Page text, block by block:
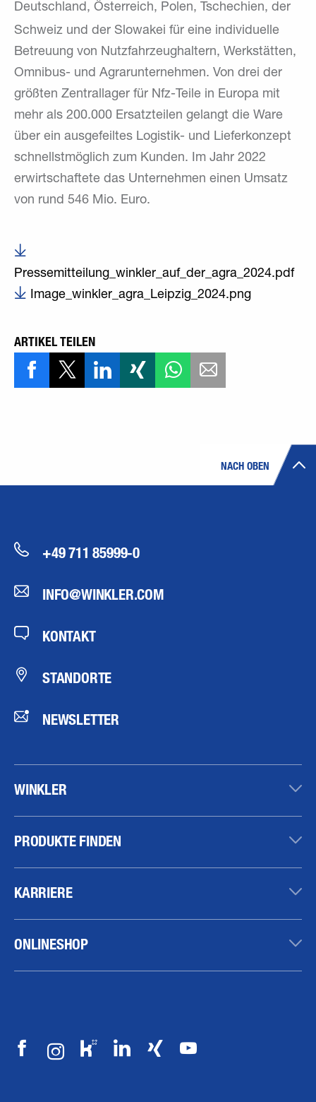
Deutschland, Österreich, Polen, Tschechien, der
Schweiz und der Slowakei für eine individuelle
Betreuung von Nutzfahrzeughaltern, Werkstätten,
Omnibus- und Agrarunternehmen. Von drei der
größten Zentrallager für Nfz-Teile in Europa mit
mehr als 200.000 Ersatzteilen gelangt die Ware
über ein ausgefeiltes Logistik- und Lieferkonzept
schnellstmöglich zum Kunden. Im Jahr 2022
erwirtschaftete das Unternehmen einen Umsatz
von rund 546 Mio. Euro.
Pressemitteilung_winkler_auf_der_agra_2024.pdf
Image_winkler_agra_Leipzig_2024.png
ARTIKEL TEILEN
NACH OBEN
+49 711 85999-0
INFO@WINKLER.COM
KONTAKT
STANDORTE
NEWSLETTER
WINKLER
PRODUKTE FINDEN
KARRIERE
ONLINESHOP